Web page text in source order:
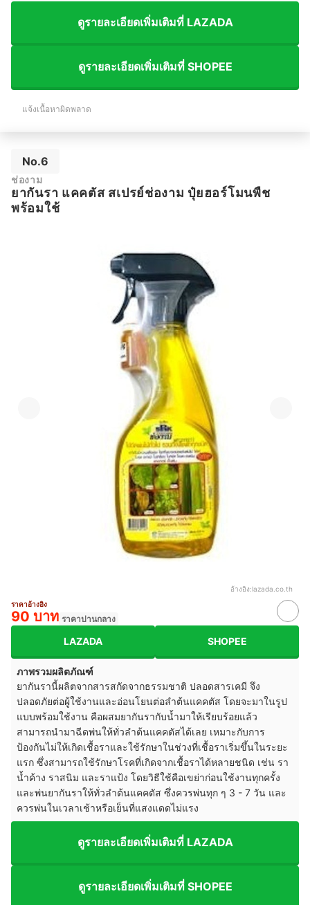
ดูรายละเอียดเพิ่มเติมที่ LAZADA
ดูรายละเอียดเพิ่มเติมที่ SHOPEE
แจ้งเนื้อหาผิดพลาด
No.6
ช่องาม
ยากันรา แคคตัส สเปรย์ช่องาม ปุ๋ยฮอร์โมนพืช
พร้อมใช้
อ้างอิง:lazada.co.th
ราคาอ้างอิง
90 บาท ราคาปานกลาง
LAZADA SHOPEE
ภาพรวมผลิตภัณฑ์
ยากันรานี้ผลิตจากสารสกัดจากธรรมชาติ ปลอดสารเคมี จึง
ปลอดภัยต่อผู้ใช้งานและอ่อนโยนต่อลำต้นแคคตัส โดยจะมาในรูป
แบบพร้อมใช้งาน คือผสมยากันรากับน้ำมาให้เรียบร้อยแล้ว
สามารถนำมาฉีดพ่นให้ทั่วลำต้นแคคตัสได้เลย เหมาะกับการ
ป้องกันไม่ให้เกิดเชื้อราและใช้รักษาในช่วงที่เชื้อราเริ่มขึ้นในระยะ
แรก ซึ่งสามารถใช้รักษาโรคที่เกิดจากเชื้อราได้หลายชนิด เช่น รา
น้ำค้าง ราสนิม และราแป้ง โดยวิธีใช้คือเขย่าก่อนใช้งานทุกครั้ง
และพ่นยากันราให้ทั่วลำต้นแคคตัส ซึ่งควรพ่นทุก ๆ 3 - 7 วัน และ
ควรพ่นในเวลาเช้าหรือเย็นที่แสงแดดไม่แรง
ดูรายละเอียดเพิ่มเติมที่ LAZADA
ดูรายละเอียดเพิ่มเติมที่ SHOPEE